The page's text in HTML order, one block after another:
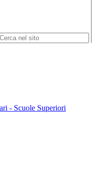
- Scuole Superiori